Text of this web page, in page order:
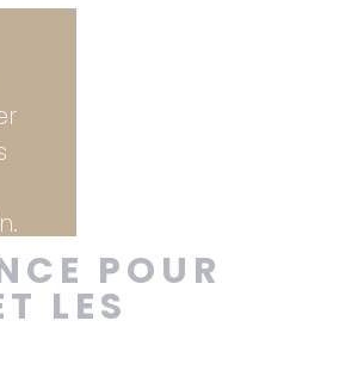
POUR
LES